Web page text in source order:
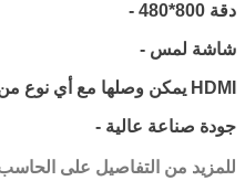
- دقة 800*480
- شاشة لمس
- يمكن وصلها مع أي نوع من الأجهزة التي فيها مخرج HDMI
- جودة صناعة عالية
للمزيد من التفاصيل على